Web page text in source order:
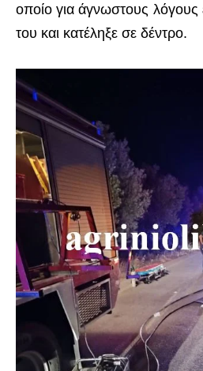
οποίο για άγνωστους λόγους
του και κατέληξε σε δέντρο.